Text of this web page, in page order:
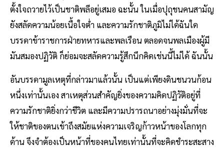
ตั้งใจถวายไว้เป็นชาติพลีอยู่เสมอ ฉะนั้น ในเมื่อปุถุชนคนสามัญ
ยังสลัดความน้อยเนื้อใจต่ำ และความรักชาติภูมิไม่ได้ฉันใด
บรรดาข้าราชการฝ่ายทหารและพลเรือน ตลอดจนพลเมืองผู้มี
มันสมองปฏิวัติ ก็ย่อมจะสลัดความรู้สึกนึกคิดเช่นนี้ไม่ได้ ฉันนั้น
อันบรรดามูลเหตุที่กล่าวมาแล้วนั้น เป็นแต่เพียงดินชนวนก้อน​
หนึ่งเท่านั้นเอง สาเหตุส่วนสำคัญยิ่งของความคิดปฏิวัติอยู่ที่
ความรักชาติยิ่งกว่าชีวิต และมีความปรารถนาอย่างมุ่งมั่นที่จะ
ให้ชาติของตนเข้าถึงสมัยแห่งความเจริญก้าวหน้าของโลกทุก
ด้าน จึงจำต้องเป็นหน้าที่ของคนไทยเท่านั้นที่จะคิดชำระสะสาง